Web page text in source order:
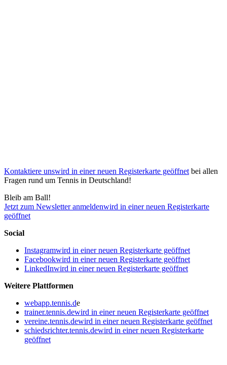
Kontaktiere unswird in einer neuen Registerkarte geöffnet bei allen
Fragen rund um Tennis in Deutschland!
Bleib am Ball!
Jetzt zum Newsletter anmeldenwird in einer neuen Registerkarte
geöffnet
Social
Instagramwird in einer neuen Registerkarte geöffnet
Facebookwird in einer neuen Registerkarte geöffnet
LinkedInwird in einer neuen Registerkarte geöffnet
Weitere Plattformen
webapp.tennis.de
trainer.tennis.dewird in einer neuen Registerkarte geöffnet
vereine.tennis.dewird in einer neuen Registerkarte geöffnet
schiedsrichter.tennis.dewird in einer neuen Registerkarte
geöffnet